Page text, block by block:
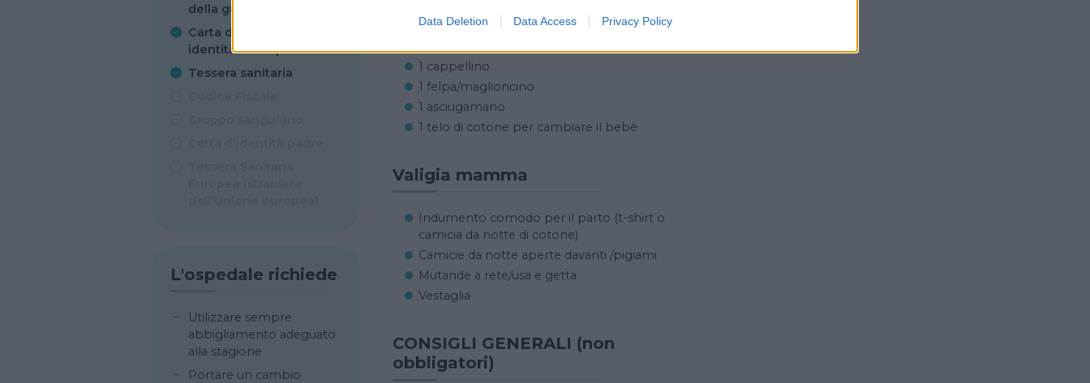
Data Deletion Data Access Privacy Policy
della gravidanza
Carta di
identità/Passaporto
Tessera sanitaria
L'ospedale richiede
Utilizzare sempre
abbigliamento adeguato
alla stagione
Portare un cambio
4 ghettine
1 cappellino
1 felpa/maglioncino
1 asciugamano
1 telo di cotone per cambiare il bebè
Valigia mamma
Indumento comodo per il parto (t-shirt o
camicia da notte di cotone)
Camicie da notte aperte davanti /pigiami
Mutande a rete/usa e getta
Vestaglia
CONSIGLI GENERALI (non
obbligatori)